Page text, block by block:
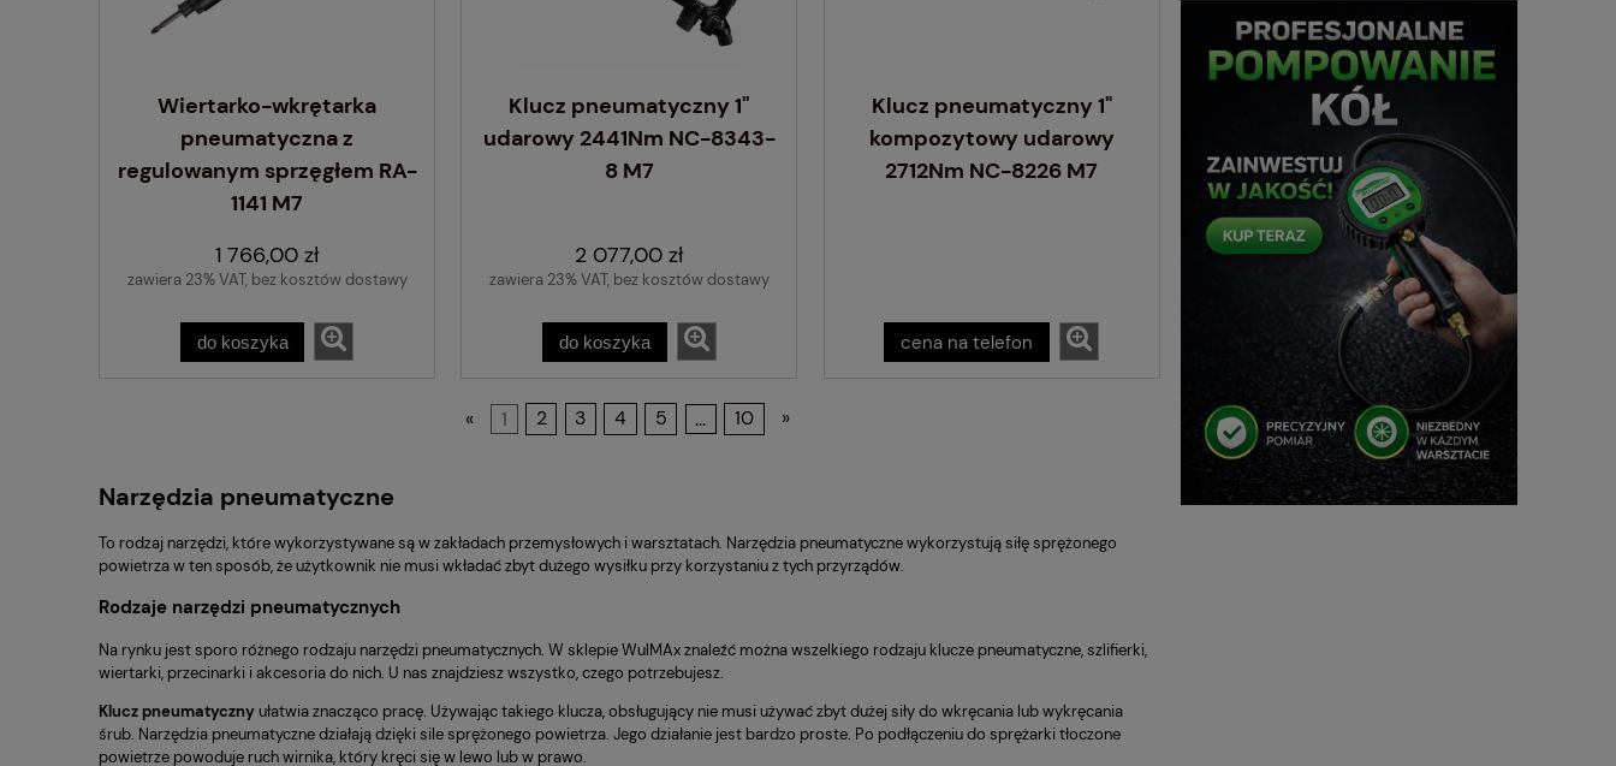
Wiertarko-wkrętarka
pneumatyczna z
regulowanym sprzęgłem RA-
1141 M7
1 766,00 zł
zawiera 23% VAT, bez kosztów dostawy
do koszyka
Klucz pneumatyczny 1''
udarowy 2441Nm NC-8343-
8 M7
2 077,00 zł
zawiera 23% VAT, bez kosztów dostawy
do koszyka
Klucz pneumatyczny 1"
kompozytowy udarowy
2712Nm NC-8226 M7
cena na telefon
« 1 2 3 4 5 ... 10 »
Narzędzia pneumatyczne
To rodzaj narzędzi, które wykorzystywane są w zakładach przemysłowych i warsztatach. Narzędzia pneumatyczne wykorzystują siłę sprężonego
powietrza w ten sposób, że użytkownik nie musi wkładać zbyt dużego wysiłku przy korzystaniu z tych przyrządów.
Rodzaje narzędzi pneumatycznych
Na rynku jest sporo różnego rodzaju narzędzi pneumatycznych. W sklepie WulMAx znaleźć można wszelkiego rodzaju klucze pneumatyczne, szlifierki,
wiertarki, przecinarki i akcesoria do nich. U nas znajdziesz wszystko, czego potrzebujesz.
Klucz pneumatycznyułatwia znacząco pracę. Używając takiego klucza, obsługujący nie musi używać zbyt dużej siły do wkręcania lub wykręcania
śrub. Narzędzia pneumatyczne działają dzięki sile sprężonego powietrza. Jego działanie jest bardzo proste. Po podłączeniu do sprężarki tłoczone
powietrze powoduje ruch wirnika, który kręci się w lewo lub w prawo.